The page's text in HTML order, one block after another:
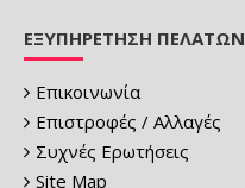
ΕΞΥΠΗΡΈΤΗΣΗ ΠΕΛΑΤΏΝ
Επικοινωνία
Επιστροφές / Αλλαγές
Συχνές Ερωτήσεις
Site Map